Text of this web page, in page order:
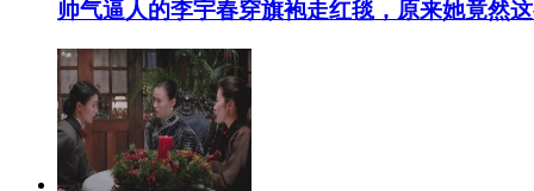
帅气逼人的李宇春穿旗袍走红毯，原来她竟然